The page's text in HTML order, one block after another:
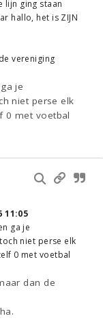
lijn ging staan
hallo, het is ZIJN
vereniging
je
niet perse elk
0 met voetbal
11:05
ga je
niet perse elk
0 met voetbal
dan de